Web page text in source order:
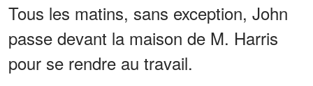
Tous les matins, sans exception, John
passe devant la maison de M. Harris
pour se rendre au travail.